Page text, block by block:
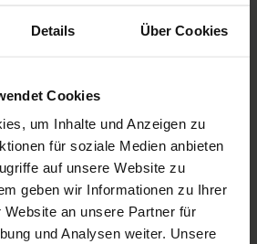
Details Über Cookies
Cookies
um Inhalte und Anzeigen zu
für soziale Medien anbieten
auf unsere Website zu
geben wir Informationen zu Ihrer
Website an unsere Partner für
und Analysen weiter. Unsere
Leberwoscht zeigt und gehe es an.
Mehr laden